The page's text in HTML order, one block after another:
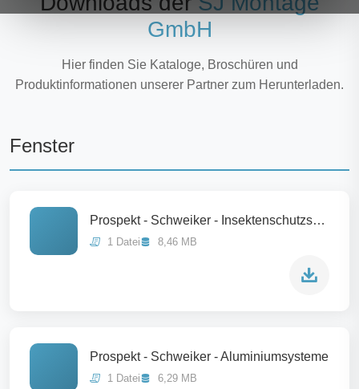
GmbH
Hier finden Sie Kataloge, Broschüren und
Produktinformationen unserer Partner zum Herunterladen.
Fenster
Prospekt - Schweiker - Insektenschutzsystem
1 Datei 8,46 MB
Prospekt - Schweiker - Aluminiumsysteme
1 Datei 6,29 MB